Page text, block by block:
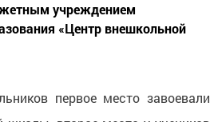
учреждением
«Центр внешкольной
первое место завоевали